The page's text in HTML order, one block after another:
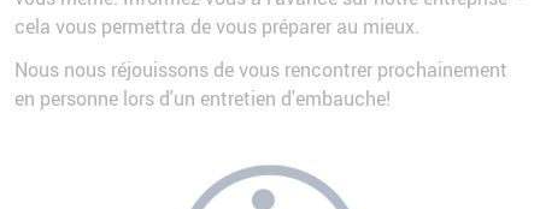
cela vous permettra de vous préparer au mieux.
Nous nous réjouissons de vous rencontrer prochainement
en personne lors d'un entretien d'embauche!